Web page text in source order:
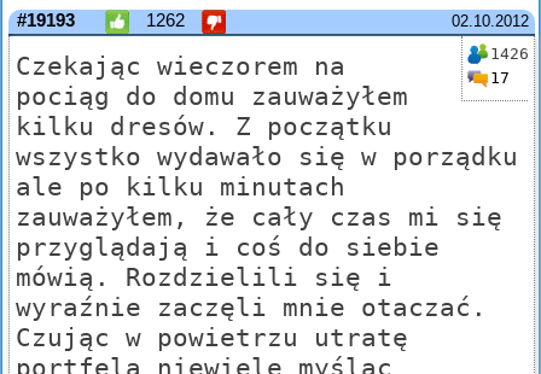
02.10.2012
#19193 1262
1426
17
Czekając wieczorem na
pociąg do domu zauważyłem
kilku dresów. Z początku
wszystko wydawało się w porządku
ale po kilku minutach
zauważyłem, że cały czas mi się
przyglądają i coś do siebie
mówią. Rozdzielili się i
wyraźnie zaczęli mnie otaczać.
Czując w powietrzu utratę
portfela niewiele myśląc